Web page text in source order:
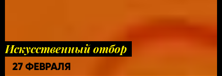
Искусственный отбор
27 ФЕВРАЛЯ